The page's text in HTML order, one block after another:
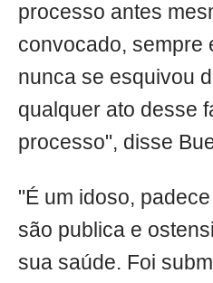
processo antes
convocado, sempre
nunca se esquivou
qualquer ato desse
processo", disse
"É um idoso,
são publica e
sua saúde. Foi